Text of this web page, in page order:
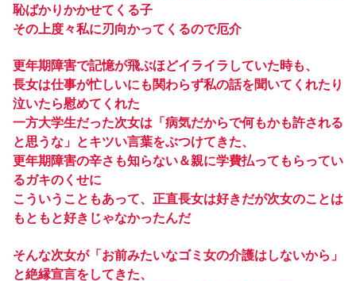
恥ばかりかかせてくる子
その上度々私に刃向かってくるので厄介
更年期障害で記憶が飛ぶほどイライラしていた時も、
長女は仕事が忙しいにも関わらず私の話を聞いてくれたり
泣いたら慰めてくれた
一方大学生だった次女は「病気だからで何もかも許される
と思うな」とキツい言葉をぶつけてきた、
更年期障害の辛さも知らない＆親に学費払ってもらってい
るガキのくせに
こういうこともあって、正直長女は好きだが次女のことは
もともと好きじゃなかったんだ
そんな次女が「お前みたいなゴミ女の介護はしないから」
と絶縁宣言をしてきた、